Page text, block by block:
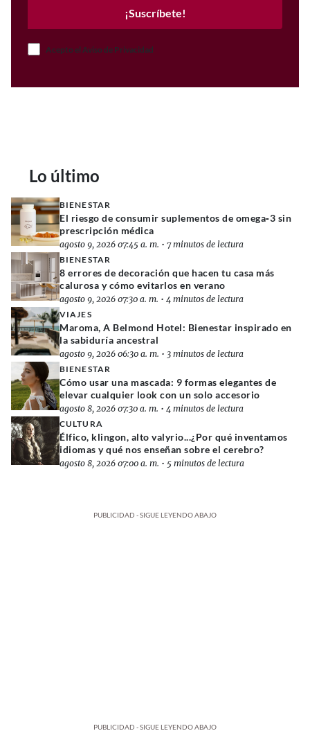
¡Suscríbete!
Acepto el Aviso de Privacidad
Lo último
BIENESTAR
El riesgo de consumir suplementos de omega‑3 sin
prescripción médica
agosto 9, 2026 07:45 a. m. • 7 minutos de lectura
BIENESTAR
8 errores de decoración que hacen tu casa más
calurosa y cómo evitarlos en verano
agosto 9, 2026 07:30 a. m. • 4 minutos de lectura
VIAJES
Maroma, A Belmond Hotel: Bienestar inspirado en
la sabiduría ancestral
agosto 9, 2026 06:30 a. m. • 3 minutos de lectura
BIENESTAR
Cómo usar una mascada: 9 formas elegantes de
elevar cualquier look con un solo accesorio
agosto 8, 2026 07:30 a. m. • 4 minutos de lectura
CULTURA
Élfico, klingon, alto valyrio...¿Por qué inventamos
idiomas y qué nos enseñan sobre el cerebro?
agosto 8, 2026 07:00 a. m. • 5 minutos de lectura
PUBLICIDAD - SIGUE LEYENDO ABAJO
PUBLICIDAD - SIGUE LEYENDO ABAJO